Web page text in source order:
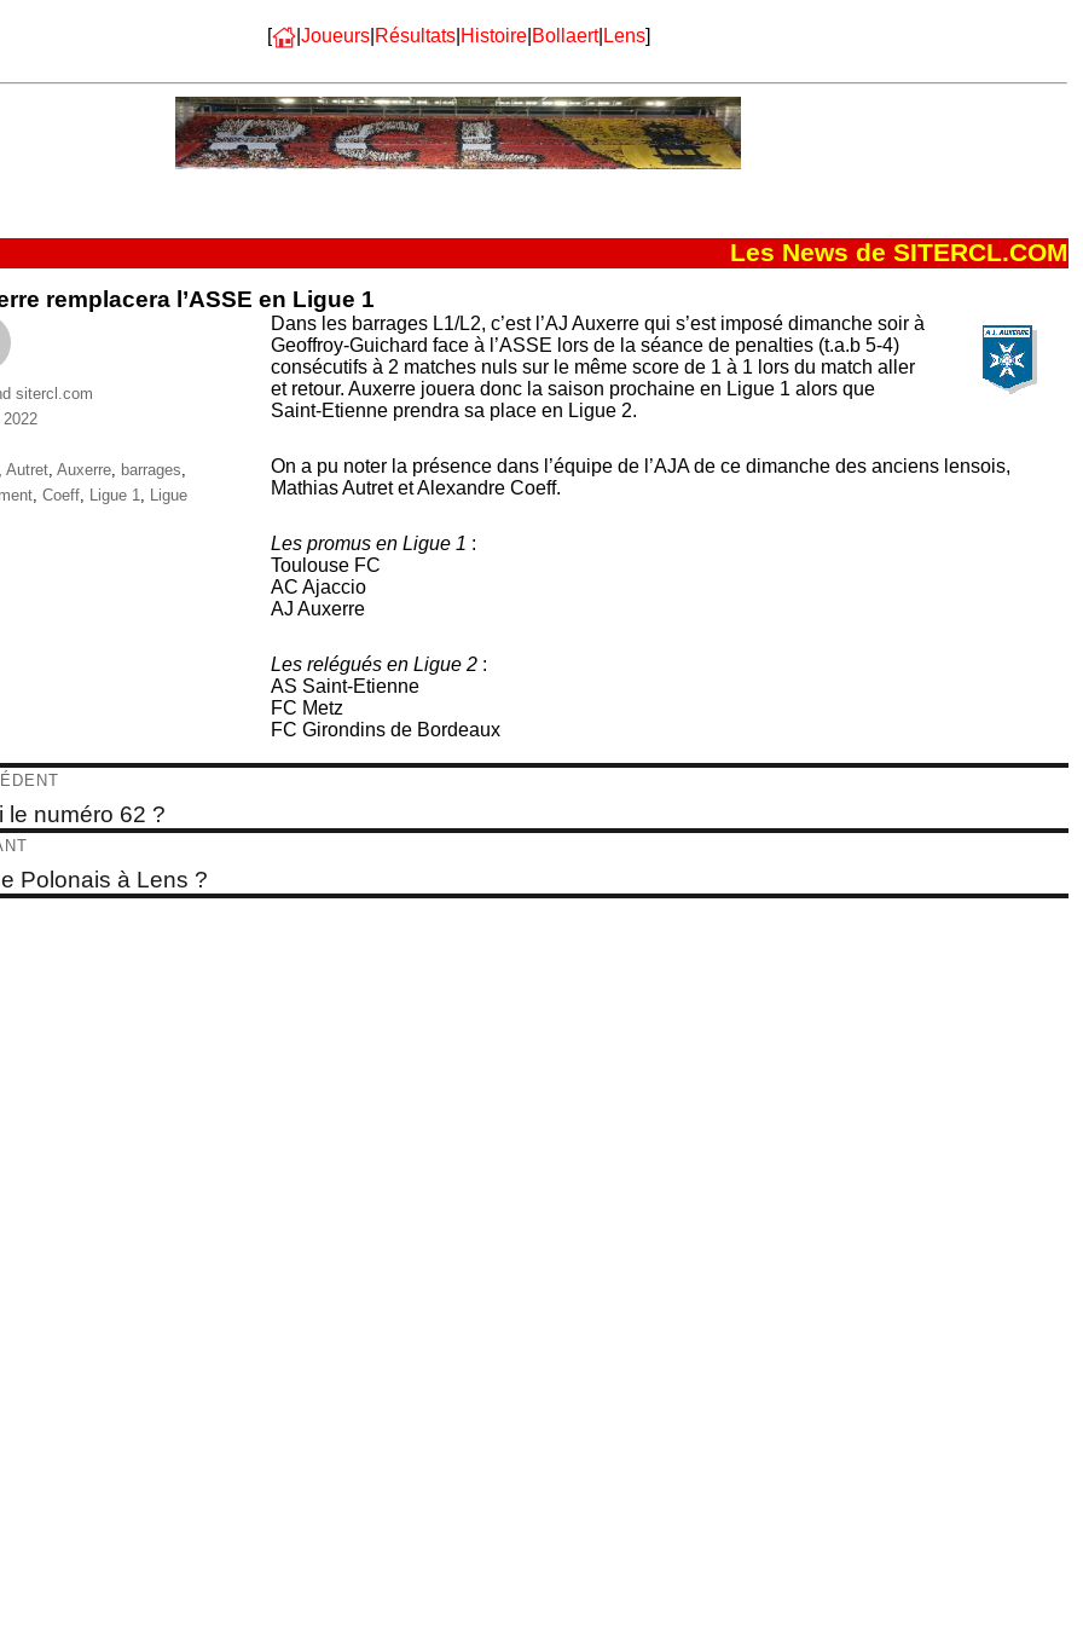
[ | Joueurs| Résultats| Histoire| Bollaert| Lens]
Les News de SITERCL.COM
remplacera l’ASSE en Ligue 1
Dans les barrages L1/L2, c’est l’AJ Auxerre qui s’est imposé dimanche soir à
Geoffroy-Guichard face à l’ASSE lors de la séance de penalties (t.a.b 5-4)
consécutifs à 2 matches nuls sur le même score de 1 à 1 lors du match aller
et retour. Auxerre jouera donc la saison prochaine en Ligue 1 alors que
Saint-Etienne prendra sa place en Ligue 2.
On a pu noter la présence dans l’équipe de l’AJA de ce dimanche des anciens lensois,
Mathias Autret et Alexandre Coeff.
Les promus en Ligue 1 :
Toulouse FC
AC Ajaccio
AJ Auxerre
Les relégués en Ligue 2 :
AS Saint-Etienne
FC Metz
FC Girondins de Bordeaux
sitercl.com
, Autret, Auxerre, barrages,
, Coeff, Ligue 1, Ligue
:
le numéro 62 ?
:
Polonais à Lens ?